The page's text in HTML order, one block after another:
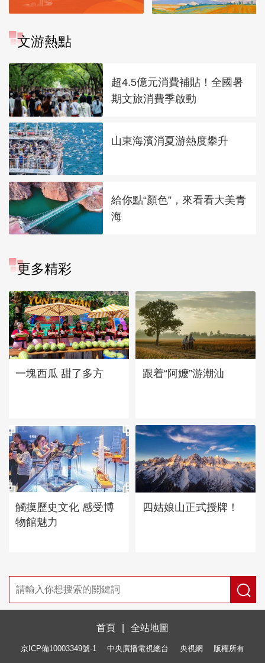
文游熱點
超4.5億元消費補貼！全國暑
期文旅消費季啟動
山東海濱消夏游熱度攀升
給你點“顏色”，來看看大美青
海
更多精彩
一塊西瓜 甜了多方 跟着“阿嬤”游潮汕
觸摸歷史文化 感受博
物館魅力
四姑娘山正式授牌！
首頁 全站地圖
京ICP備10003349號-1 中央廣播電視總台 央視網 版權所有